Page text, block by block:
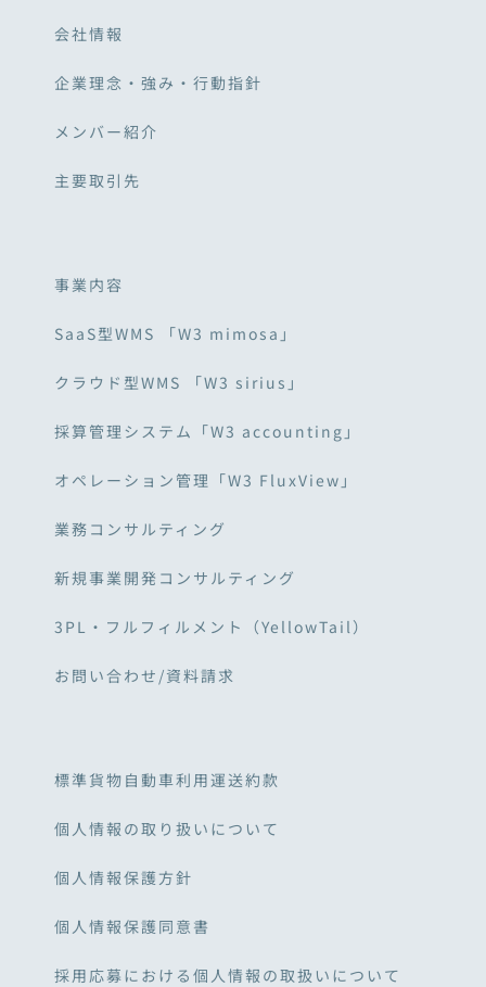
会社情報
企業理念・強み・行動指針
メンバー紹介
主要取引先
事業内容
SaaS型WMS 「W3 mimosa」
クラウド型WMS 「W3 sirius」
採算管理システム「W3 accounting」
オペレーション管理「W3 FluxView」
業務コンサルティング
新規事業開発コンサルティング
3PL・フルフィルメント（YellowTail）
お問い合わせ/資料請求
標準貨物自動車利用運送約款
個人情報の取り扱いについて
個人情報保護方針
個人情報保護同意書
採用応募における個人情報の取扱いについて